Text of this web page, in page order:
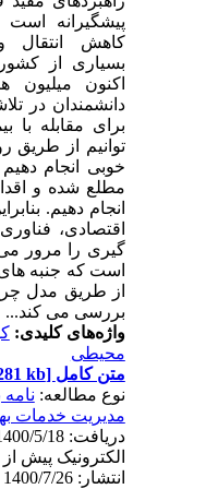
پیشگیرانه
کاهش انتقال
بسیاری از
اکنون میلیون
دانشمندان در
توانیم از طریق
خوبی انجام دهیم
مطلع شده و
انجام دهیم.
اقتصادی،
گیری را مرور می
است که جنبه های
از طریق مدل چرخ
بررسی می کند...
واژه‌های کلیدی:
محیطی
متن کامل[PDF 281 kb]
نوع مطالعه:نامه
مدیریت خدمات
انتشار: 1400/7/26